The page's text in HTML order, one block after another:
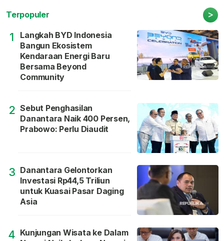
Terpopuler >
1
Langkah BYD Indonesia
Bangun Ekosistem
Kendaraan Energi Baru
Bersama Beyond
Community
2 Sebut Penghasilan
Danantara Naik 400 Persen,
Prabowo: Perlu Diaudit
3 Danantara Gelontorkan
Investasi Rp44,5 Triliun
untuk Kuasai Pasar Daging
Asia
4 Kunjungan Wisata ke Dalam